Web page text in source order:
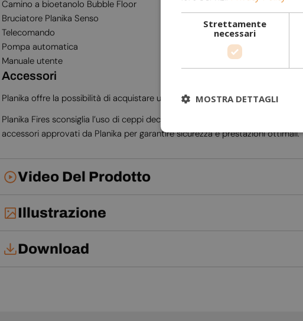
Camino a bioetanolo Bubble Floor
Bruciatore Planika Senso
Telecomando
Pompa automatica
Manuale utente
Accessori
Planika offre la possibilità di acquistare un set decorativoGriglia + Ceppi
Planika Fires sconsiglia l’uso di ceppi decorativi o pietre di terze parti con
accessori approvati da Planika per garantire sicurezza e prestazioni ottimali.
Video Del Prodotto
Illustrazione
Download
Strettamente
necessari
MOSTRA DETTAGLI